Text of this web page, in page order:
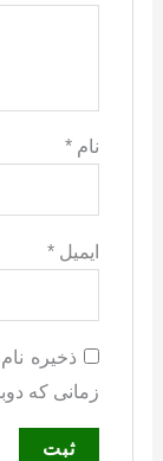
نام*
ایمیل*
ذخیره
زمانی که